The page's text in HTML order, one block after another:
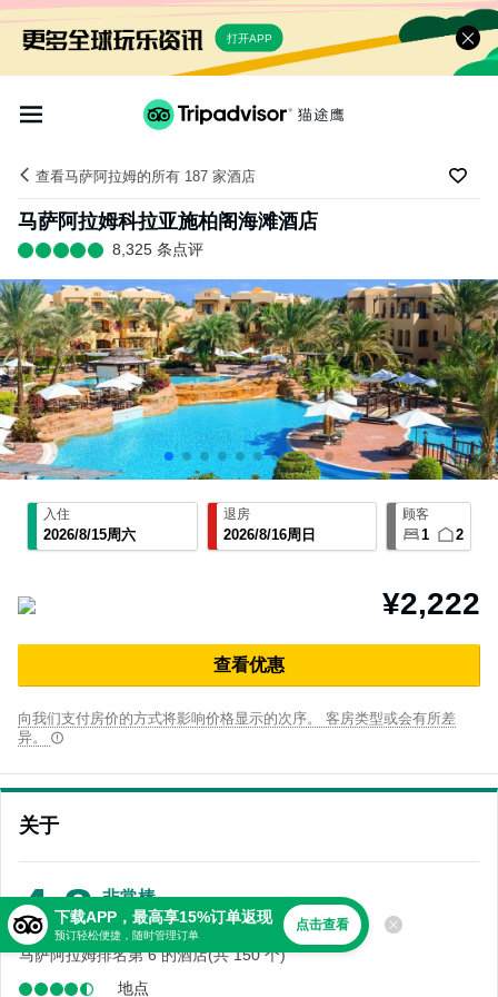
打开APP
查看马萨阿拉姆的所有 187 家酒店
马萨阿拉姆科拉亚施柏阁海滩酒店
8,325 条点评
¥2,222
查⁠看优⁠惠
向我们支付房价的方式将影响价格显示的次序。 客房类型或会有所差
异。
入住
2026/8/15周六
退房
2026/8/16周日
顾客
1 2
关于
4.8 非常棒
8,325 条点评
马萨阿拉姆排名第 6 的酒店(共 150 个)
地点
下载APP，最高享15%订单返现
预订轻松便捷，随时管理订单
点击查看